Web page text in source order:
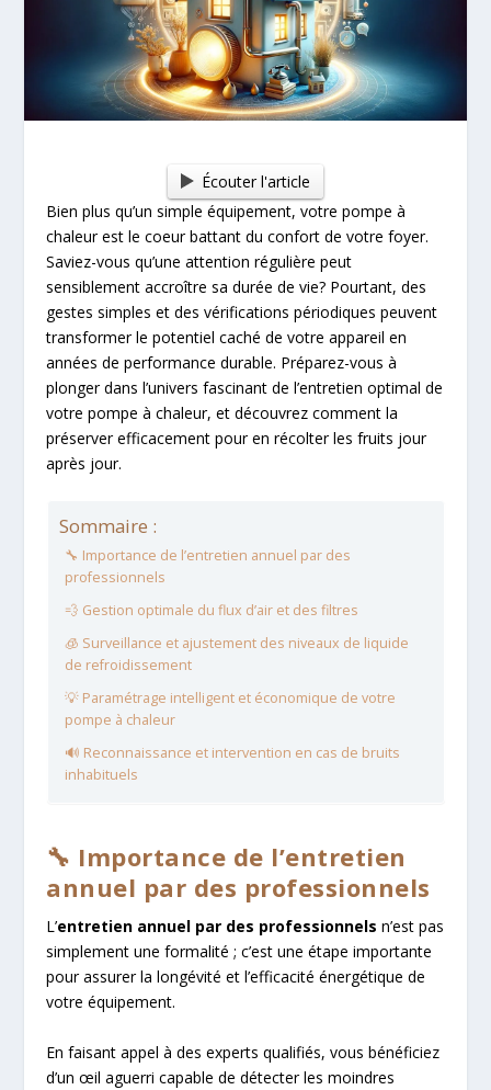
Écouter l'article
Bien plus qu’un simple équipement, votre pompe à
chaleur est le coeur battant du confort de votre foyer.
Saviez-vous qu’une attention régulière peut
sensiblement accroître sa durée de vie? Pourtant, des
gestes simples et des vérifications périodiques peuvent
transformer le potentiel caché de votre appareil en
années de performance durable. Préparez-vous à
plonger dans l’univers fascinant de l’entretien optimal de
votre pompe à chaleur, et découvrez comment la
préserver efficacement pour en récolter les fruits jour
après jour.
Sommaire :
🔧 Importance de l’entretien annuel par des
professionnels
💨 Gestion optimale du flux d’air et des filtres
🧊 Surveillance et ajustement des niveaux de liquide
de refroidissement
💡 Paramétrage intelligent et économique de votre
pompe à chaleur
🔊 Reconnaissance et intervention en cas de bruits
inhabituels
🔧 Importance de l’entretien
annuel par des professionnels
L’entretien annuel par des professionnels n’est pas
simplement une formalité ; c’est une étape importante
pour assurer la longévité et l’efficacité énergétique de
votre équipement.
En faisant appel à des experts qualifiés, vous bénéficiez
d’un œil aguerri capable de détecter les moindres